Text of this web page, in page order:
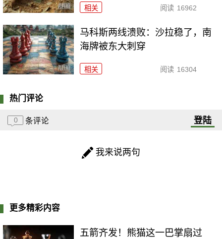
相关 阅读 16962
马科斯两线溃败：沙拉稳了，南
海牌被东大刺穿
相关 阅读 16304
热门评论
0 条评论 登陆
我来说两句
更多精彩内容
五箭齐发！熊猫这一巴掌扇过